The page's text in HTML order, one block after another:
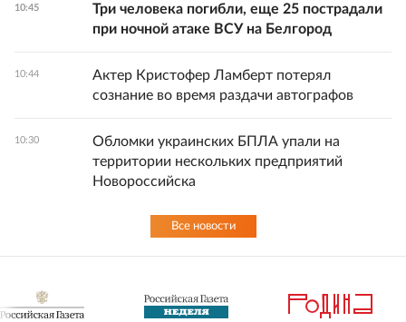
10:45
Три человека погибли, еще 25 пострадали
при ночной атаке ВСУ на Белгород
10:44
Актер Кристофер Ламберт потерял
сознание во время раздачи автографов
10:30
Обломки украинских БПЛА упали на
территории нескольких предприятий
Новороссийска
Все новости